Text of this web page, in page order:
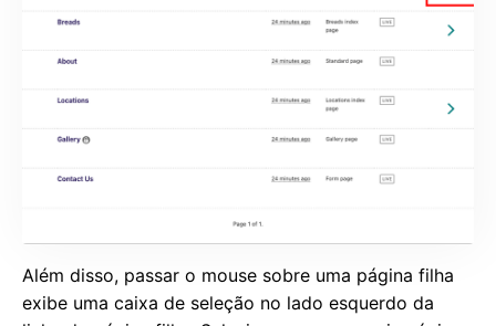
Além disso, passar o mouse sobre uma página filha
exibe uma caixa de seleção no lado esquerdo da